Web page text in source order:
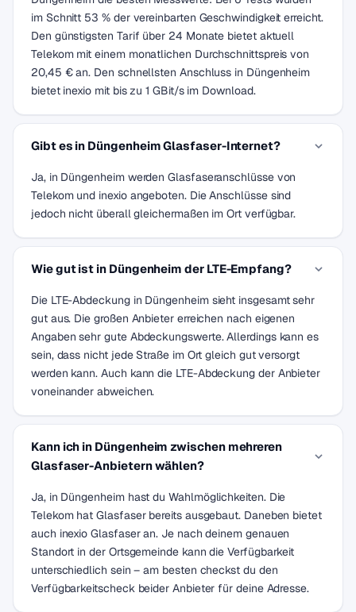
im Schnitt 53 % der vereinbarten Geschwindigkeit erreicht.
Den günstigsten Tarif über 24 Monate bietet aktuell
Telekom mit einem monatlichen Durchschnittspreis von
20,45 € an. Den schnellsten Anschluss in Düngenheim
bietet inexio mit bis zu 1 GBit/s im Download.
Gibt es in Düngenheim Glasfaser-Internet?
Ja, in Düngenheim werden Glasfaseranschlüsse von
Telekom und inexio angeboten. Die Anschlüsse sind
jedoch nicht überall gleichermaßen im Ort verfügbar.
Wie gut ist in Düngenheim der LTE-Empfang?
Die LTE-Abdeckung in Düngenheim sieht insgesamt sehr
gut aus. Die großen Anbieter erreichen nach eigenen
Angaben sehr gute Abdeckungswerte. Allerdings kann es
sein, dass nicht jede Straße im Ort gleich gut versorgt
werden kann. Auch kann die LTE-Abdeckung der Anbieter
voneinander abweichen.
Kann ich in Düngenheim zwischen mehreren
Glasfaser-Anbietern wählen?
Ja, in Düngenheim hast du Wahlmöglichkeiten. Die
Telekom hat Glasfaser bereits ausgebaut. Daneben bietet
auch inexio Glasfaser an. Je nach deinem genauen
Standort in der Ortsgemeinde kann die Verfügbarkeit
unterschiedlich sein – am besten checkst du den
Verfügbarkeitscheck beider Anbieter für deine Adresse.